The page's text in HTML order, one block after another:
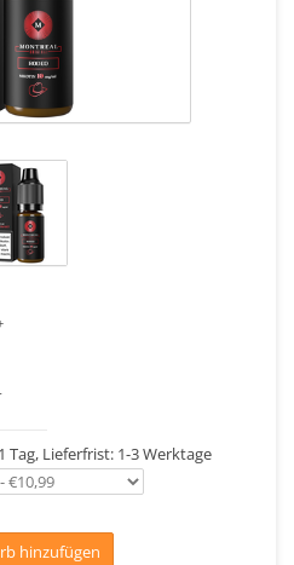
Lieferfrist: 1-3 Werktage
hinzufügen